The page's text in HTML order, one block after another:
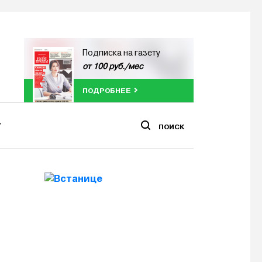
Подписка на газету
от 100 руб./мес
ПОДРОБНЕЕ
ПОИСК